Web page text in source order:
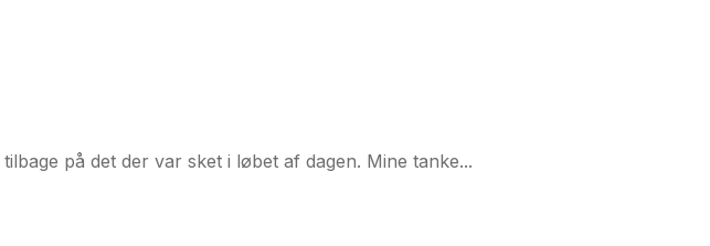
på det der var sket i løbet af dagen. Mine tanke...